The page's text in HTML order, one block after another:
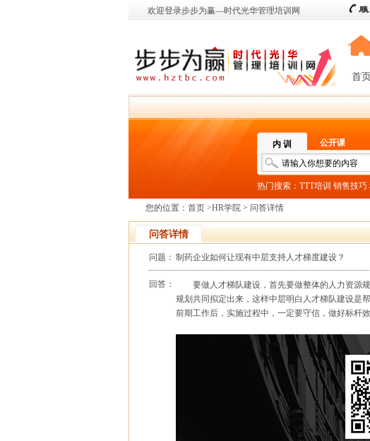
欢迎登录步步为赢—时代光华管理培训网
首页
内 训 公开课
热门搜索： TTT培训 销售技巧
您的位置： 首页 >HR学院 > 问答详情
问答详情
问题： 制药企业如何让现有中层支持人才梯度建设？
回答：
要做人才梯队建设，首先要做整体的人力资源
规划共同拟定出来，这样中层明白人才梯队建设是
前期工作后，实施过程中，一定要守信，做好标杆效